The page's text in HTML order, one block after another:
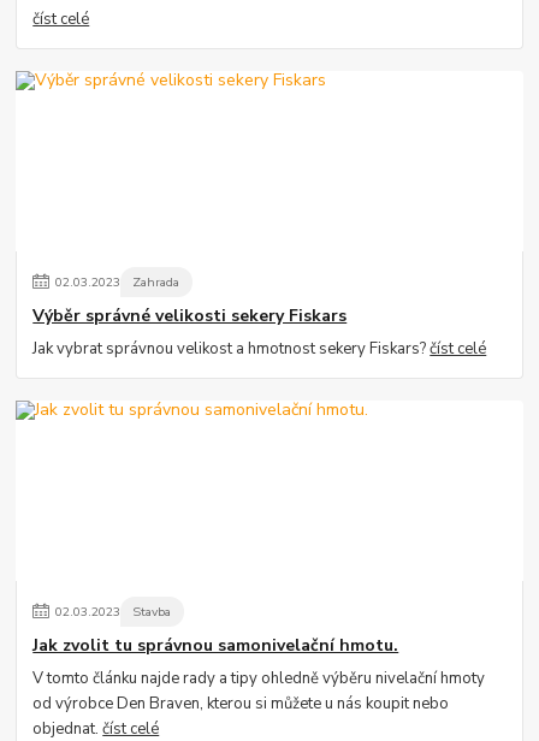
číst celé
02.03.2023 Zahrada
Výběr správné velikosti sekery Fiskars
Jak vybrat správnou velikost a hmotnost sekery Fiskars?číst celé
02.03.2023 Stavba
Jak zvolit tu správnou samonivelační hmotu.
V tomto článku najde rady a tipy ohledně výběru nivelační hmoty
od výrobce Den Braven, kterou si můžete u nás koupit nebo
objednat.číst celé